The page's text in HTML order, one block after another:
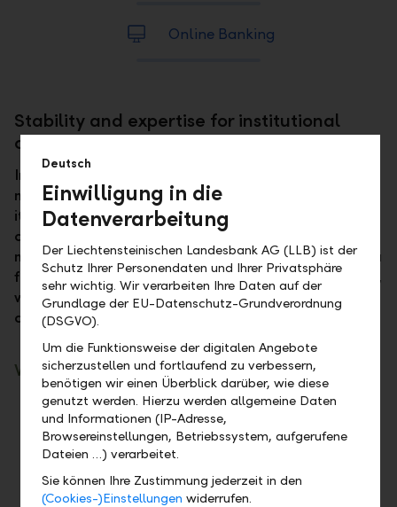
Online Banking
Stability and expertise for institutional
clients
In a dynamic financial world, reliability counts. For
more than 160 years, LLB has stood by the side of
its institutional clients – with stability, expertise
and a look to the future. Whether you are an asset
manager, a trustee or a lawyer – whether you are a
family office, fund manager or institutional partner,
we understand the different requirements and
deliver tailored solutions.
What sets our institutional support apart:
Tailor-made solutions:Whether it concerns
investment strategies, reporting, operational
processes or regulatory requirements – we
organisation.
Deutsch
Einwilligung in die
Datenverarbeitung
Der Liechtensteinischen Landesbank AG (LLB) ist der
Schutz Ihrer Personendaten und Ihrer Privatsphäre
sehr wichtig. Wir verarbeiten Ihre Daten auf der
Grundlage der EU-Datenschutz-Grundverordnung
(DSGVO).
Um die Funktionsweise der digitalen Angebote
sicherzustellen und fortlaufend zu verbessern,
benötigen wir einen Überblick darüber, wie diese
genutzt werden. Hierzu werden allgemeine Daten
und Informationen (IP-Adresse,
Browsereinstellungen, Betriebssystem, aufgerufene
Dateien …) verarbeitet.
Sie können Ihre Zustimmung jederzeit in den
(Cookies-)Einstellungen widerrufen.